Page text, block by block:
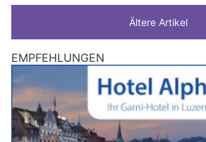
Ältere Artikel
EMPFEHLUNGEN